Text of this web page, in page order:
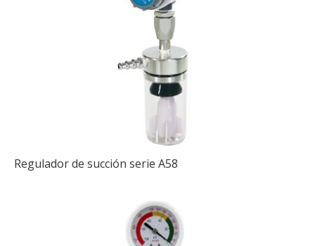
Regulador de succión serie A58